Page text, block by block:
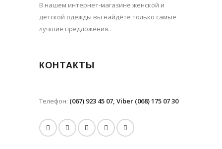
В нашем интернет-магазине женской и
детской одежды вы найдёте только самые
лучшие предложения..
КОНТАКТЫ
Телефон: (067) 923 45 07, Viber (068) 175 07 30